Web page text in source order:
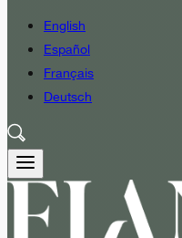
English
Español
Français
Deutsch